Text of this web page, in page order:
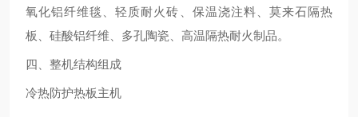
氧化铝纤维毯、轻质耐火砖、保温浇注料、莫来石隔热
板、硅酸铝纤维、多孔陶瓷、高温隔热耐火制品。
四、整机结构组成
冷热防护热板主机